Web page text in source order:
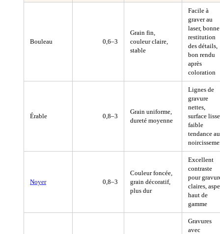
Bouleau 0,6–3
Grain fin,
couleur claire,
stable
Facile à
graver au
laser, bonne
restitution
des détails,
bon rendu
après
coloration
Érable 0,8–3
Grain uniforme,
dureté moyenne
Lignes de
gravure
nettes,
surface
faible
tendance au
Noyer 0,8–3
Couleur foncée,
grain décoratif,
plus dur
Excellent
contraste
pour
claires,
haut de
gamme
Gravures
avec